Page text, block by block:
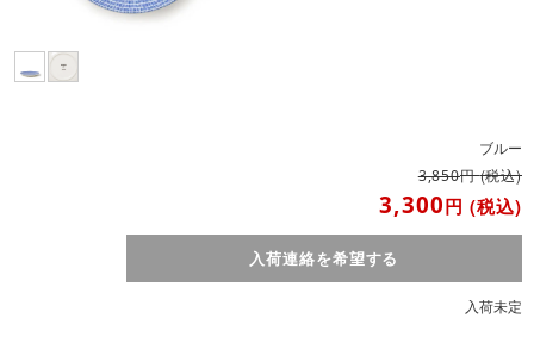
ブルー
3,850円(税込)
3,300円 (税込)
入荷連絡を希望する
入荷未定